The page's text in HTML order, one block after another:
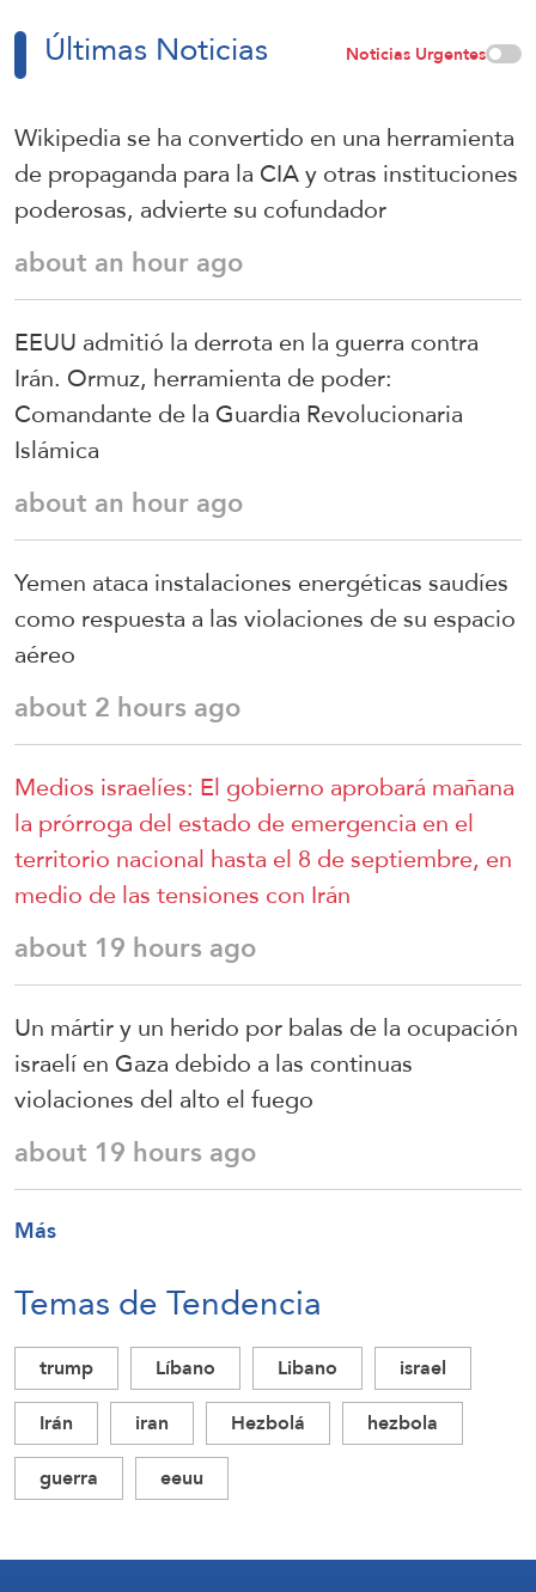
Últimas Noticias Noticias Urgentes
Wikipedia se ha convertido en una herramienta
de propaganda para la CIA y otras instituciones
poderosas, advierte su cofundador
about an hour ago
EEUU admitió la derrota en la guerra contra
Irán. Ormuz, herramienta de poder:
Comandante de la Guardia Revolucionaria
Islámica
about an hour ago
Yemen ataca instalaciones energéticas saudíes
como respuesta a las violaciones de su espacio
aéreo
about 2 hours ago
Medios israelíes: El gobierno aprobará mañana
la prórroga del estado de emergencia en el
territorio nacional hasta el 8 de septiembre, en
medio de las tensiones con Irán
about 19 hours ago
Un mártir y un herido por balas de la ocupación
israelí en Gaza debido a las continuas
violaciones del alto el fuego
about 19 hours ago
Más
Temas de Tendencia
trump Líbano Libano
israel
Irán
iran Hezbolá
hezbola
guerra
eeuu